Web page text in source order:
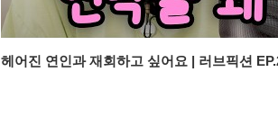
헤어진 연인과 재회하고 싶어요 | 러브픽션